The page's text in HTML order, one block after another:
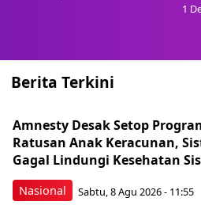
1
Berita Terkini
Nasional
Amnesty Desak Setop
Ratusan Anak Keracunan,
Gagal Lindungi Kesehatan
Sabtu, 8 Agu 2026 - 11:55